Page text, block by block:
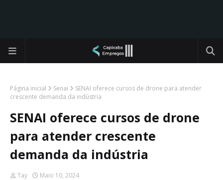
Página inicial Senai
SENAI oferece cursos de drone para atender
crescente demanda da indústria
SENAI oferece cursos de drone
para atender crescente
demanda da indústria
Tay Maio 10, 2024